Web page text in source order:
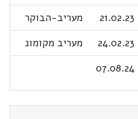
21.02.23
מעריב-הבוקר
24.02.23
מעריב מקומונ
07.08.24